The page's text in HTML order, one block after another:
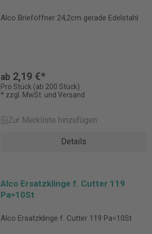
Alco Brieföffner 24,2cm gerade Edelstahl
ab 2,19 €*
Pro Stück (ab 200 Stück)
* zzgl. MwSt. und Versand
Zur Merkliste hinzufügen
Details
Alco Ersatzklinge f. Cutter 119
Pa=10St
Alco Ersatzklinge f. Cutter 119 Pa=10St